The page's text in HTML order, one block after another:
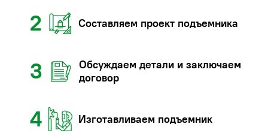
2 Составляем проект подъемника
3
Обсуждаем детали и заключаем
договор
4 Изготавливаем подъемник